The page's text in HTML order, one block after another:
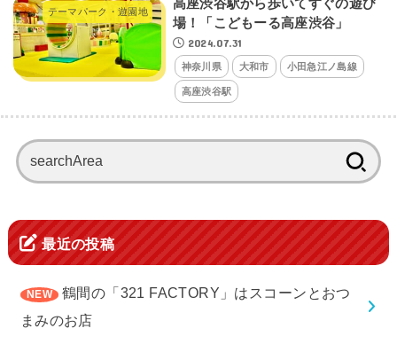
テーマパーク・遊園地
高座渋谷駅から歩いてすぐの遊び
場！「こどもーる高座渋谷」
2024.07.31
神奈川県 大和市 小田急江ノ島線
高座渋谷駅
索:
最近の投稿
鶴間の「321 FACTORY」はスコーンとおつ
まみのお店